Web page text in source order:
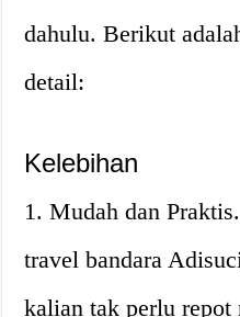
dahulu. Berikut
detail:
Kelebihan
1. Mudah dan
travel bandara
kalian tak perlu repot